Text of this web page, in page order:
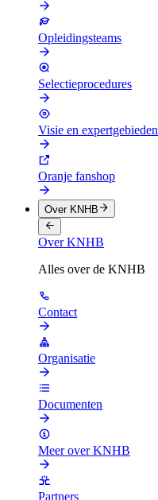
Opleidingsteams
Selectieprocedures
Visie en expertgebieden
Oranje fanshop
Over KNHB
Over KNHB
Alles over de KNHB
Contact
Organisatie
Documenten
Meer over KNHB
Partners